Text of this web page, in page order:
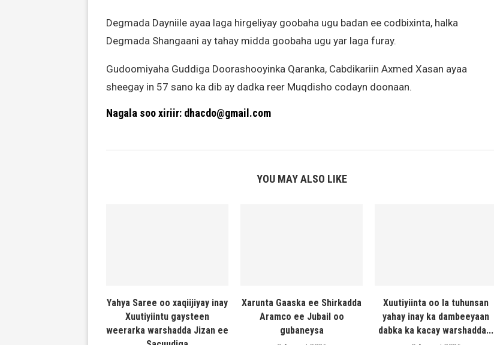
Degmada Dayniile ayaa laga hirgeliyay goobaha ugu badan ee codbixinta, halka
Degmada Shangaani ay tahay midda goobaha ugu yar laga furay.
Gudoomiyaha Guddiga Doorashooyinka Qaranka, Cabdikariin Axmed Xasan ayaa
sheegay in 57 sano ka dib ay dadka reer Muqdisho codayn doonaan.
Nagala soo xiriir: dhacdo@gmail.com
YOU MAY ALSO LIKE
Yahya Saree oo xaqiijiyay inay
Xuutiyiintu gaysteen
weerarka warshadda Jizan ee
Xarunta Gaaska ee Shirkadda
Aramco ee Jubail oo
gubaneysa
Xuutiyiinta oo la tuhunsan
yahay inay ka dambeeyaan
dabka ka kacay warshadda...